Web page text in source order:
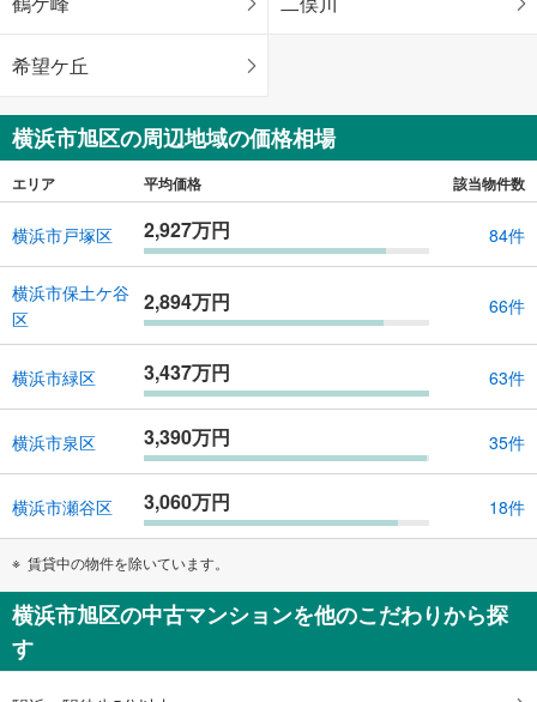
希望ケ丘
横浜市旭区の周辺地域の価格相場
エリア 平均価格 該当物件数
横浜市戸塚区 2,927万円 84件
横浜市保土ケ谷
区
2,894万円 66件
横浜市緑区 3,437万円 63件
横浜市泉区 3,390万円 35件
横浜市瀬谷区 3,060万円 18件
賃貸中の物件を除いています。
横浜市旭区の中古マンションを他のこだわりから探
す